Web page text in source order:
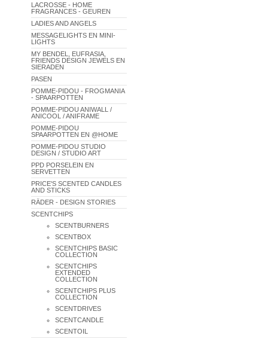
LACROSSE - HOME
FRAGRANCES - GEUREN
LADIES AND ANGELS
MESSAGELIGHTS EN MINI-
LIGHTS
MY BENDEL, EUFRASIA,
FRIENDS DESIGN JEWELS EN
SIERADEN
PASEN
POMME-PIDOU - FROGMANIA
- SPAARPOTTEN
POMME-PIDOU ANIWALL /
ANICOOL / ANIFRAME
POMME-PIDOU
SPAARPOTTEN EN @HOME
POMME-PIDOU STUDIO
DESIGN / STUDIO ART
PPD PORSELEIN EN
SERVETTEN
PRICE'S SCENTED CANDLES
AND STICKS
RÄDER - DESIGN STORIES
SCENTCHIPS
SCENTBURNERS
SCENTBOX
SCENTCHIPS BASIC
COLLECTION
SCENTCHIPS
EXTENDED
COLLECTION
SCENTCHIPS PLUS
COLLECTION
SCENTDRIVES
SCENTCANDLE
SCENTOIL